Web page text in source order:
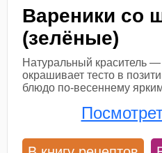
Вареники со
(зелёные)
Натуральный краситель
окрашивает тесто в
блюдо по-весеннему